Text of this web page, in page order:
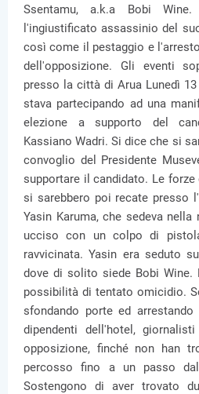
Ssentamu, a.k.a Bobi Wine.
l'ingiustificato assassinio del
così come il pestaggio e
dell'opposizione. Gli eventi
presso la città di Arua Lunedì
stava partecipando ad una
elezione a supporto del
Kassiano Wadri. Si dice che si
convoglio del Presidente
supportare il candidato. Le
si sarebbero poi recate presso
Yasin Karuma, che sedeva
ucciso con un colpo di
ravvicinata. Yasin era seduto
dove di solito siede Bobi Wine.
possibilità di tentato omicidio.
sfondando porte ed arrestando
dipendenti dell'hotel,
opposizione, finché non han
percosso fino a un passo
Sostengono di aver trovato